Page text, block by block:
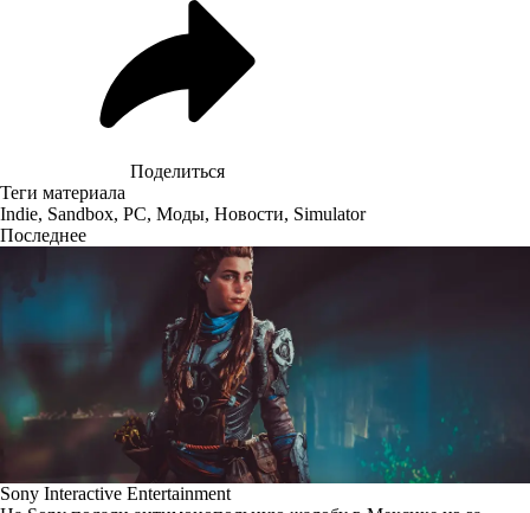
Поделиться
Теги материала
Indie, Sandbox, PC, Моды, Новости, Simulator
Последнее
Sony Interactive Entertainment